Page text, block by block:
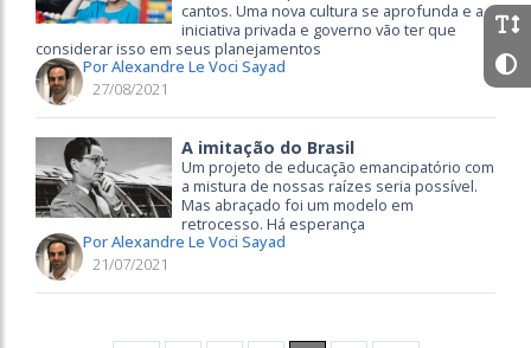
cantos. Uma nova cultura se aprofunda e a
iniciativa privada e governo vão ter que
considerar isso em seus planejamentos
Por Alexandre Le Voci Sayad
27/08/2021
A imitação do Brasil
Um projeto de educação emancipatório com
a mistura de nossas raízes seria possível.
Mas abraçado foi um modelo em
retrocesso. Há esperança
Por Alexandre Le Voci Sayad
21/07/2021